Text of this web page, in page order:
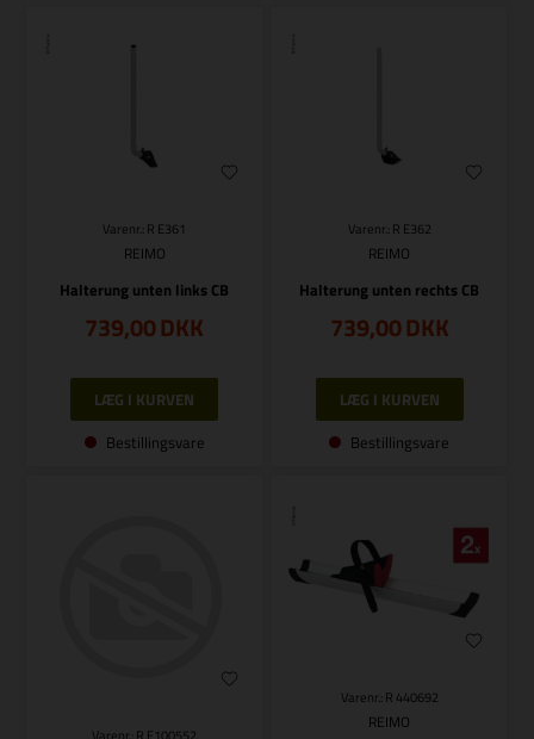
Varenr.: R E361
REIMO
Halterung unten links CB
739,00DKK
Bestillingsvare
Varenr.: R E362
REIMO
Halterung unten rechts CB
739,00DKK
Bestillingsvare
Varenr.: R E100552
Varenr.: R 440692
REIMO